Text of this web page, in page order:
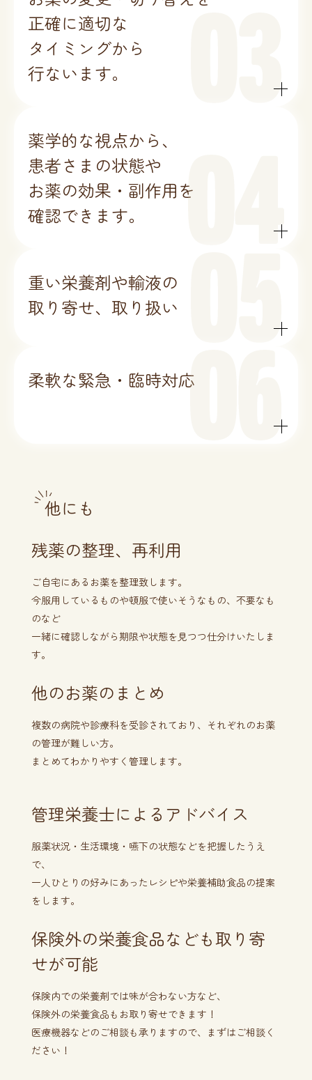
正確に適切な
タイミングから
行ないます。
薬学的な視点から、
患者さまの状態や
お薬の効果・副作用を
確認できます。
重い栄養剤や輸液の
取り寄せ、取り扱い
柔軟な​緊急・臨時対応​
他にも
残薬の整理、再利用
ご自宅にあるお薬を整理致します。
今服用しているものや頓服で使いそうなもの、不要なも
のなど
一緒に確認しながら期限や状態を見つつ仕分けいたしま
す。
他のお薬のまとめ
複数の病院や診療科を受診されており、それぞれのお薬
の管理が難しい方。
まとめてわかりやすく管理します。
管理栄養士によるアドバイス
服薬状況・生活環境・嚥下の状態などを把握したうえ
で、
一人ひとりの好みにあったレシピや栄養補助食品の提案
をします。
保険外の栄養食品なども取り寄
せが可能
保険内での栄養剤では味が合わない方など、
保険外の栄養食品もお取り寄せできます！
医療機器などのご相談も承りますので、まずはご相談く
ださい！